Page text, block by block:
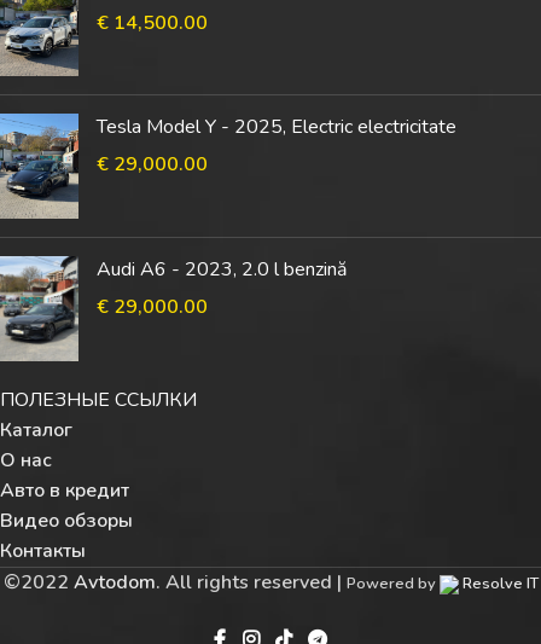
€ 14,500.00
Tesla Model Y - 2025, Electric electricitate
€ 29,000.00
Audi A6 - 2023, 2.0 l benzină
€ 29,000.00
ПОЛЕЗНЫЕ ССЫЛКИ
Каталог
О нас
Авто в кредит
Видео обзоры
Контакты
©2022 Avtodom. All rights reserved | Powered by Resolve IT